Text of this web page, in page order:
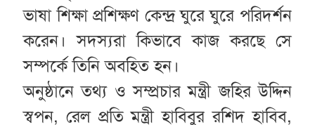
ভাষা শিক্ষা প্রশিক্ষণ কেন্দ্র ঘুরে ঘুরে পরিদর্শন
করেন। সদস্যরা কিভাবে কাজ করছে সে
সম্পর্কে তিনি অবহিত হন।
অনুষ্ঠানে তথ্য ও সম্প্রচার মন্ত্রী জহির উদ্দিন
স্বপন, রেল প্রতি মন্ত্রী হাবিবুর রশিদ হাবিব,